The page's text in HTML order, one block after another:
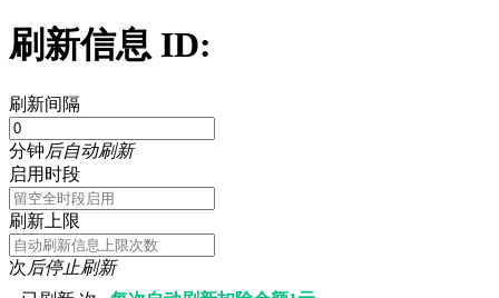
刷新信息 ID:
刷新间隔
分钟后自动刷新
启用时段
刷新上限
次后停止刷新